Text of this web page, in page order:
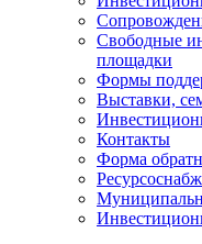
Свободные
площадки
Формы
Выставки,
Контакты
Форма